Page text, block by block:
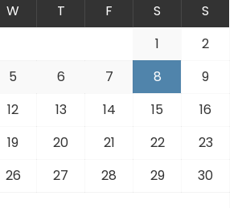
W T F S
S
1
2
5 6 7 8
9
12 13 14 15
16
19 20 21 22
23
26 27 28 29
30